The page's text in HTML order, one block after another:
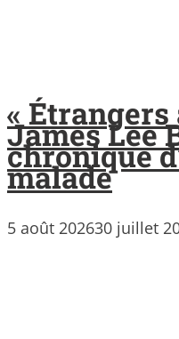
« Étrangers
James Lee
chronique
malade
5 août 202630 juillet